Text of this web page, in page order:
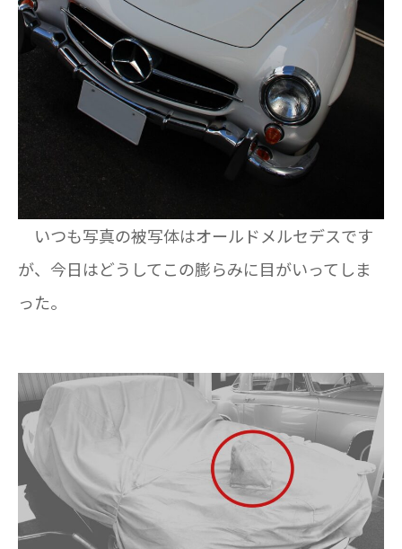
いつも写真の被写体はオールドメルセデスです
が、今日はどうしてこの膨らみに目がいってしま
った。